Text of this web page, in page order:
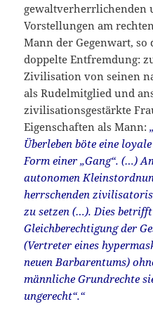
gewaltverherrlichenden
Vorstellungen am
Mann der Gegenwart,
doppelte Entfremdung:
Zivilisation von seinen
als Rudelmitglied und
zivilisationsgestärkte
Eigenschaften als Mann:
Überleben böte eine
Form einer „Gang“. (…)
autonomen
herrschenden
zu setzen (…). Dies
Gleichberechtigung der
(Vertreter eines
neuen Barbarentums)
männliche Grundrechte
ungerecht“.“